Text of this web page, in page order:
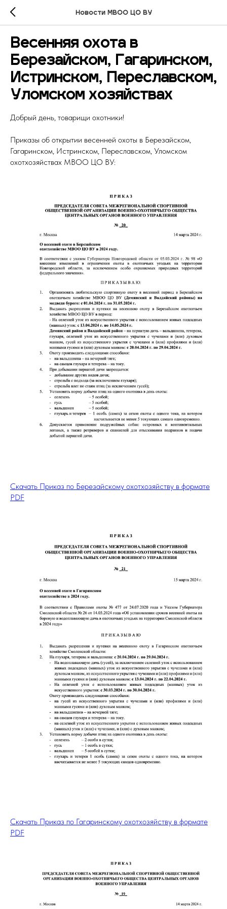
Новости МВОО ЦО ВУ
Весенняя охота в
Березайском, Гагаринском,
Истринском, Переславском,
Уломском хозяйствах
Добрый день, товарищи охотники!
Приказы об открытии весенней охоты в Березайском,
Гагаринском, Истринском, Переславском, Уломском
охотхозяйствах МВОО ЦО ВУ:
Скачать Приказ по Березайскому охотхозяйству в формате
PDF
Скачать Приказ по Гагаринскому охотхозяйству в формате
PDF